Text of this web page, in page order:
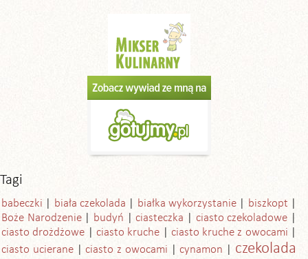
Tagi
babeczki biała czekolada białka wykorzystanie
biszkopt
Boże Narodzenie
budyń ciasteczka
ciasto czekoladowe
ciasto drożdżowe
ciasto kruche
ciasto kruche z owocami
ciasto ucierane
ciasto z owocami cynamon czekolada